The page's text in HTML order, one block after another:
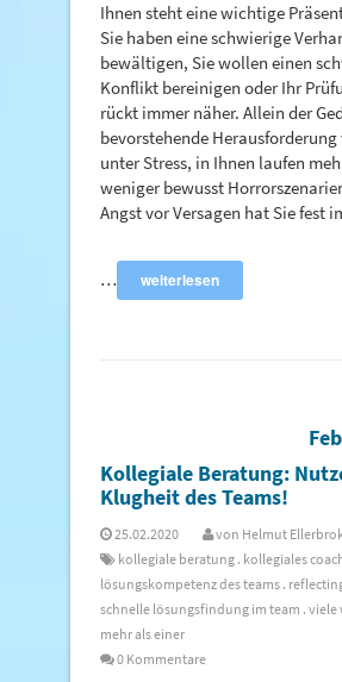
Ihnen steht eine wichtige
Sie haben eine schwierige
bewältigen, Sie wollen einen
Konflikt bereinigen oder Ihr
rückt immer näher. Allein der
bevorstehende Herausforderung
unter Stress, in Ihnen laufen
weniger bewusst
Angst vor Versagen hat Sie fest
… weiterlesen
Kollegiale Beratung:
Klugheit des Teams!
25.02.2020 von Helmut
kollegiale beratung . kollegiales
lösungskompetenz des teams .
schnelle lösungsfindung im team . viele
mehr als einer
0 Kommentare